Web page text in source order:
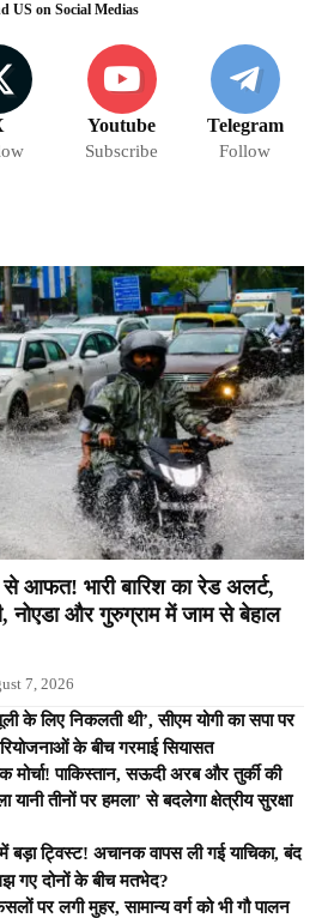
US on Social Medias
Youtube
Subscribe
Telegram
Follow
आफत! भारी बारिश का रेड अलर्ट,
नोएडा और गुरुग्राम में जाम से बेहाल
7, 2026
के लिए निकलती थी’, सीएम योगी का सपा पर
के बीच गरमाई सियासत
मोर्चा! पाकिस्तान, सऊदी अरब और तुर्की की
तीनों पर हमला’ से बदलेगा क्षेत्रीय सुरक्षा
ट्विस्ट! अचानक वापस ली गई याचिका, बंद
गए दोनों के बीच मतभेद?
पर लगी मुहर, सामान्य वर्ग को भी गौ पालन